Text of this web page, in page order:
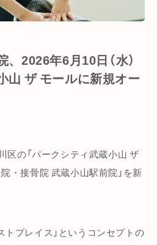
2026年6月10日（水）
山 ザ モールに新規オー
区の「パークシティ武蔵小山 ザ
・接骨院 武蔵小山駅前院」を新
トプレイス」というコンセプトの